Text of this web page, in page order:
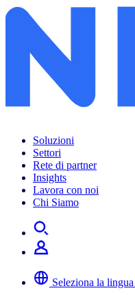
Soluzioni
Settori
Rete di partner
Insights
Lavora con noi
Chi Siamo
Seleziona la lingua